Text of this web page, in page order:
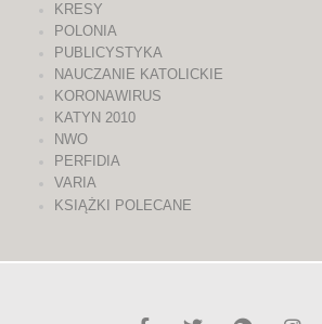
KRESY
POLONIA
PUBLICYSTYKA
NAUCZANIE KATOLICKIE
KORONAWIRUS
KATYN 2010
NWO
PERFIDIA
VARIA
KSIĄŻKI POLECANE